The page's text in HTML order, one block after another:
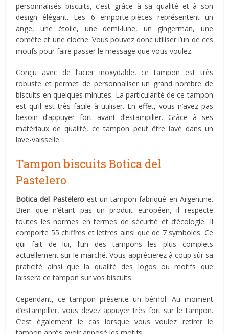
personnalisés biscuits, c’est grâce à sa qualité et à son
design élégant. Les 6 emporte-pièces représentent un
ange, une étoile, une demi-lune, un gingerman, une
comète et une cloche. Vous pouvez donc utiliser l’un de ces
motifs pour faire passer le message que vous voulez.
Conçu avec de l’acier inoxydable, ce tampon est très
robuste et permet de personnaliser un grand nombre de
biscuits en quelques minutes. La particularité de ce tampon
est qu’il est très facile à utiliser. En effet, vous n’avez pas
besoin d’appuyer fort avant d’estampiller. Grâce à ses
matériaux de qualité, ce tampon peut être lavé dans un
lave-vaisselle.
Tampon biscuits Botica del
Pastelero
Botica del Pastelero est un tampon fabriqué en Argentine.
Bien que n’étant pas un produit européen, il respecte
toutes les normes en termes de sécurité et d’écologie. Il
comporte 55 chiffres et lettres ainsi que de 7 symboles. Ce
qui fait de lui, l’un des tampons les plus complets
actuellement sur le marché. Vous apprécierez à coup sûr sa
praticité ainsi que la qualité des logos ou motifs que
laissera ce tampon sur vos biscuits.
Cependant, ce tampon présente un bémol. Au moment
d’estampiller, vous devez appuyer très fort sur le tampon.
C’est également le cas lorsque vous voulez retirer le